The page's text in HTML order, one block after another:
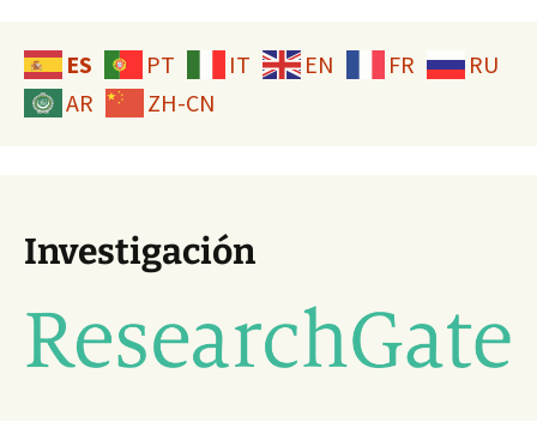
entradas
ES PT IT EN FR
RU
AR
ZH-CN
Investigación